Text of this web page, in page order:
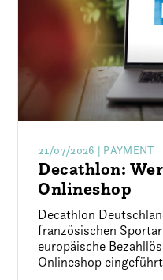
21/07/2026 | PAYMENT
Decathlon:
Onlineshop
Decathlon
französischen
europäische
Onlineshop